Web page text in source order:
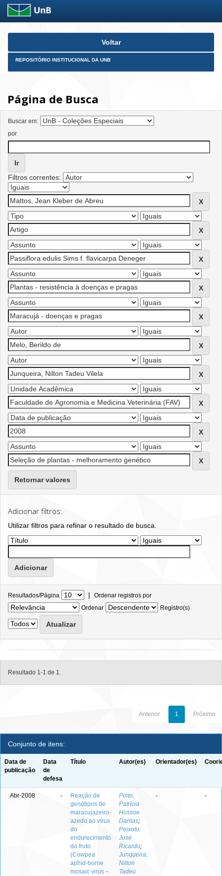
Skip
Voltar
REPOSITÓRIO INSTITUCIONAL DA UNB
Página de Busca
Buscar em:
por
Filtros correntes:
Retornar valores
Adicionar filtros:
Utilizar filtros para refinar o resultado de busca.
Resultados/Página | Ordenar registros por
Ordenar
Registro(s)
Resultado 1-1 de 1.
Anterior 1 Próximo
Conjunto de itens:
Data de
publicação
Data
de
defesa
Título Autor(es) Orientador(es)
Abr-2008 -
Reação de
genótipos de
maracujazeiro-
azedo ao vírus
do
endurecimento
do fruto
(Cowpea
aphid-borne
mosaic virus –
Pinto,
Patrícia
Hossoe
Dantas;
Peixoto,
José
Ricardo;
Junqueira,
Nilton
Tadeu
- -